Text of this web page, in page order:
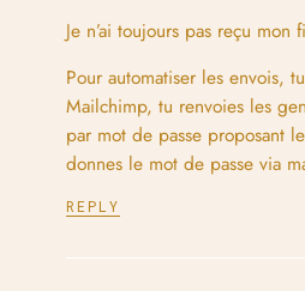
Je n’ai toujours pas reçu
Pour automatiser les envois,
Mailchimp, tu renvoies les
par mot de passe proposant
donnes le mot de passe via
REPLY